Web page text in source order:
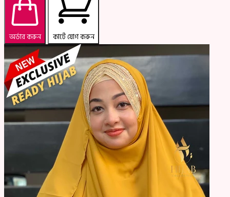
অর্ডার করুন কার্টে যোগ করুন